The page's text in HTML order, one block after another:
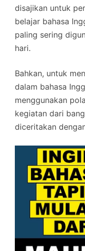
disajikan untuk
belajar bahasa
paling sering
hari.
Bahkan, untuk
dalam bahasa
menggunakan
kegiatan dari
diceritakan